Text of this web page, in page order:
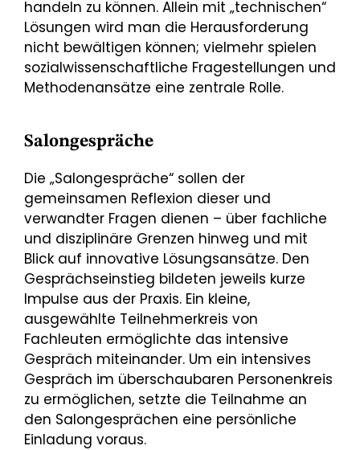
handeln zu können. Allein mit „technischen“
Lösungen wird man die Herausforderung
nicht bewältigen können; vielmehr spielen
sozialwissenschaftliche Fragestellungen und
Methodenansätze eine zentrale Rolle.
Salongespräche
Die „Salongespräche“ sollen der
gemeinsamen Reflexion dieser und
verwandter Fragen dienen – über fachliche
und disziplinäre Grenzen hinweg und mit
Blick auf innovative Lösungsansätze. Den
Gesprächseinstieg bildeten jeweils kurze
Impulse aus der Praxis. Ein kleine,
ausgewählte Teilnehmerkreis von
Fachleuten ermöglichte das intensive
Gespräch miteinander. Um ein intensives
Gespräch im überschaubaren Personenkreis
zu ermöglichen, setzte die Teilnahme an
den Salongesprächen eine persönliche
Einladung voraus.